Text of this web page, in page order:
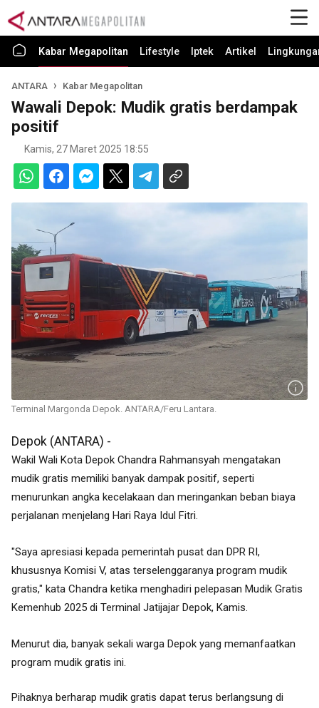
Kabar Megapolitan Lifestyle Iptek Artikel
ANTARA Kabar Megapolitan
Wawali Depok: Mudik gratis berdampak
positif
Kamis, 27 Maret 2025 18:55
Terminal Margonda Depok. ANTARA/Feru Lantara.
Depok (ANTARA) -
Wakil Wali Kota Depok Chandra Rahmansyah mengatakan
mudik gratis memiliki banyak dampak positif, seperti
menurunkan angka kecelakaan dan meringankan beban biaya
perjalanan menjelang Hari Raya Idul Fitri.
"Saya apresiasi kepada pemerintah pusat dan DPR RI,
khususnya Komisi V, atas terselenggaranya program mudik
gratis," kata Chandra ketika menghadiri pelepasan Mudik Gratis
Kemenhub 2025 di Terminal Jatijajar Depok, Kamis.
Menurut dia, banyak sekali warga Depok yang memanfaatkan
program mudik gratis ini.
Pihaknya berharap mudik gratis dapat terus berlangsung di